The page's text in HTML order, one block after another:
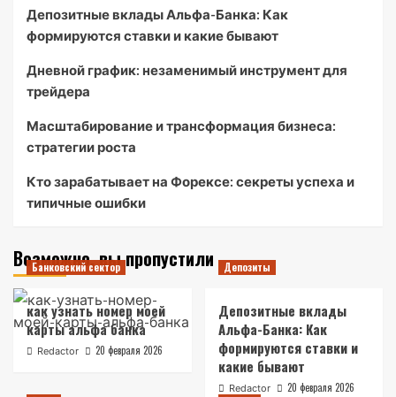
Депозитные вклады Альфа-Банка: Как
формируются ставки и какие бывают
Дневной график: незаменимый инструмент для
трейдера
Масштабирование и трансформация бизнеса:
стратегии роста
Кто зарабатывает на Форексе: секреты успеха и
типичные ошибки
Возможно, вы пропустили
Банковский сектор
как узнать номер моей
карты альфа банка
Redactor 20 февраля 2026
Депозиты
Депозитные вклады
Альфа-Банка: Как
формируются ставки и
какие бывают
Redactor
20 февраля 2026